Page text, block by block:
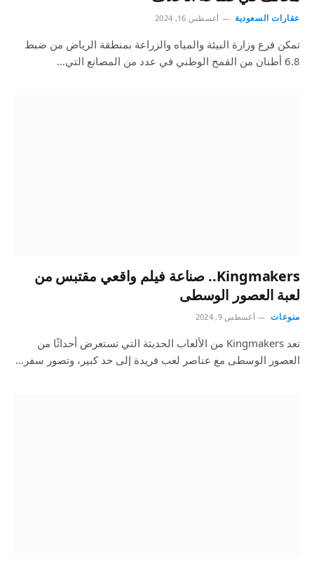
عقارات السعودية أغسطس 16, 2024
تمكن فرع وزارة البيئة والمياه والزراعة بمنطقة الرياض من ضبط
6.8 أطنان من القمح الوطني في عدد من المصانع التي…
Kingmakers.. صناعة فيلم واقعي مقتبس من
لعبة العصور الوسطى
منوعات أغسطس 9, 2024
تعد Kingmakers من الألعاب الحديثة التي تستعرض أحداثًا من
العصور الوسطى مع عناصر لعب فريدة إلى حد كبير، وتصور سفر…